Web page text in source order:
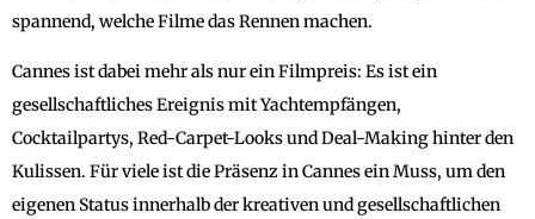
spannend, welche Filme das Rennen machen.
Cannes ist dabei mehr als nur ein Filmpreis: Es ist ein
gesellschaftliches Ereignis mit Yachtempfängen,
Cocktailpartys, Red-Carpet-Looks und Deal-Making hinter den
Kulissen. Für viele ist die Präsenz in Cannes ein Muss, um den
eigenen Status innerhalb der kreativen und gesellschaftlichen